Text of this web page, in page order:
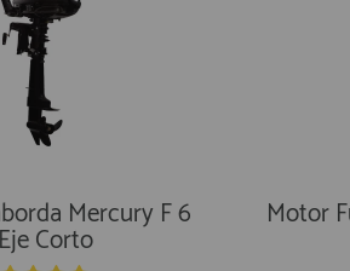
Mercury F 6
Corto
Motor